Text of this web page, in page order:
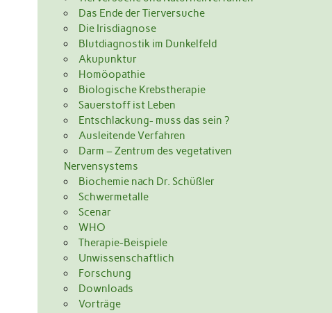
Das Ende der Tierversuche
Die Irisdiagnose
Blutdiagnostik im Dunkelfeld
Akupunktur
Homöopathie
Biologische Krebstherapie
Sauerstoff ist Leben
Entschlackung- muss das sein ?
Ausleitende Verfahren
Darm – Zentrum des vegetativen
Nervensystems
Biochemie nach Dr. Schüßler
Schwermetalle
Scenar
WHO
Therapie-Beispiele
Unwissenschaftlich
Forschung
Downloads
Vorträge